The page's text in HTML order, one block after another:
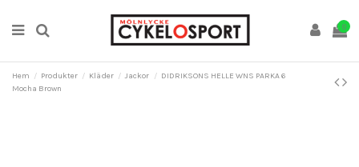
0
Hem Produkter Kläder Jackor
DIDRIKSONS HELLE WNS PARKA 6
Mocha Brown